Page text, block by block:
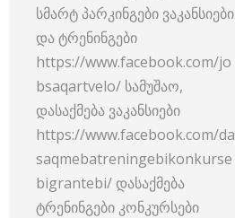
სმარტ პარკინგები ვაკანსიები
და ტრენინგები
https://www.facebook.com/jo
bsaqartvelo/ სამუშაო,
დასაქმება ვაკანსიები
https://www.facebook.com/da
saqmebatreningebikonkurse
bigrantebi/ დასაქმება
ტრენინგები კონკურსები